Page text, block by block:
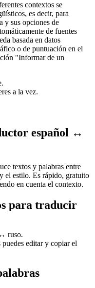
contextos se
es decir, para
y sus opciones de
de fuentes
basada en datos
o de puntuación en el
"Informar de un
a la vez.
español ↔
textos y palabras entre
el estilo. Es rápido, gratuito
en cuenta el contexto.
para traducir
ruso.
editar y copiar el